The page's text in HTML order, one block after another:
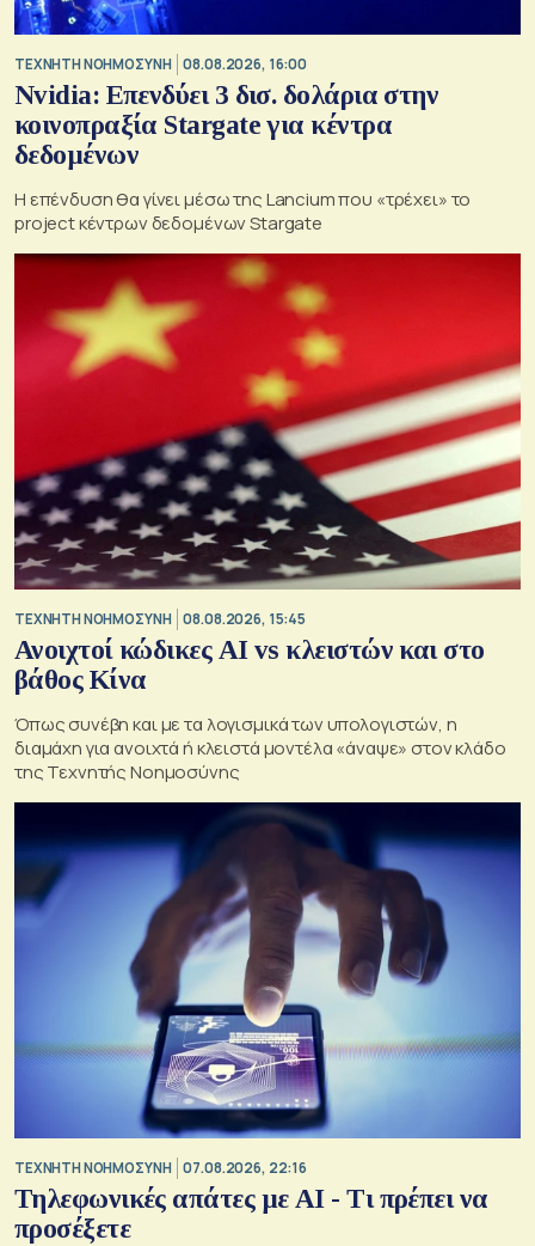
TΕΧΝΗΤΗ ΝΟΗΜΟΣΥΝΗ 08.08.2026, 16:00
Nvidia: Επενδύει 3 δισ. δολάρια στην
κοινοπραξία Stargate για κέντρα
δεδομένων
Η επένδυση θα γίνει μέσω της Lancium που «τρέχει» το
project κέντρων δεδομένων Stargate
TΕΧΝΗΤΗ ΝΟΗΜΟΣΥΝΗ 08.08.2026, 15:45
Ανοιχτοί κώδικες AI vs κλειστών και στο
βάθος Κίνα
Όπως συνέβη και με τα λογισμικά των υπολογιστών, η
διαμάχη για ανοιχτά ή κλειστά μοντέλα «άναψε» στον κλάδο
της Τεχνητής Νοημοσύνης
TΕΧΝΗΤΗ ΝΟΗΜΟΣΥΝΗ 07.08.2026, 22:16
Τηλεφωνικές απάτες με ΑΙ - Τι πρέπει να
προσέξετε